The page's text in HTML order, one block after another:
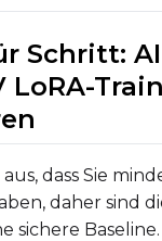
Schritt:
LoRA-
dass Sie
daher sind
sichere